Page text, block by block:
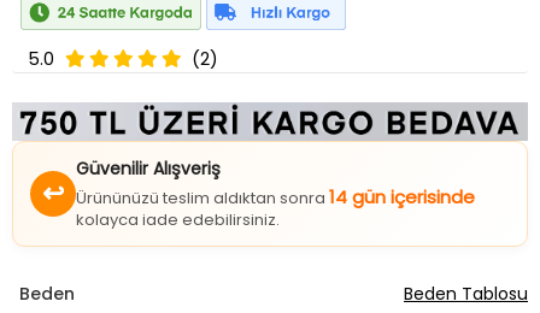
5.0 (2)
↩
Güvenilir Alışveriş
Ürününüzü teslim aldıktan sonra 14 gün içerisinde
kolayca iade edebilirsiniz.
Beden Beden Tablosu